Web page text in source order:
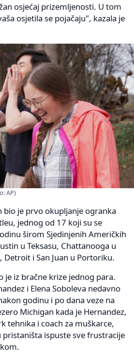
osjećaj prizemljenosti. U tom
osjetila se pojačaju", kazala je
AP)
bio je prvo okupljanje ogranka
jednog od 17 koji su se
širom Sjedinjenih Američkih
u Teksasu, Chattanooga u
Detroit i San Juan u Portoriku.
je iz bračne krize jednog para.
i Elena Soboleva nedavno
godinu i po dana veze na
Michigan kada je Hernandez,
tehnika i coach za muškarce,
ispuste sve frustracije